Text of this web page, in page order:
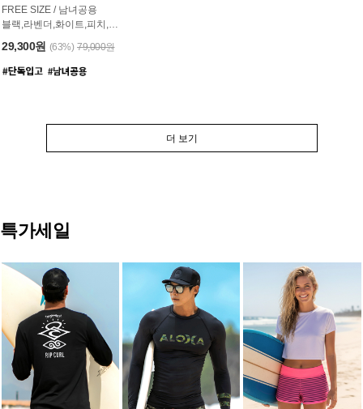
FREE SIZE / 남녀공용
블랙,라벤더,화이트,피치,그레이,오트밀 6컬러
29,300원 (63%) 79,000원
더 보기
특가세일